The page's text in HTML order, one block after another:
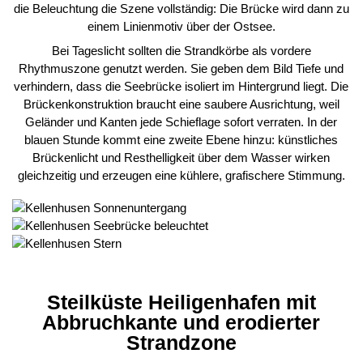
die Beleuchtung die Szene vollständig: Die Brücke wird dann zu
einem Linienmotiv über der Ostsee.
Bei Tageslicht sollten die Strandkörbe als vordere
Rhythmuszone genutzt werden. Sie geben dem Bild Tiefe und
verhindern, dass die Seebrücke isoliert im Hintergrund liegt. Die
Brückenkonstruktion braucht eine saubere Ausrichtung, weil
Geländer und Kanten jede Schieflage sofort verraten. In der
blauen Stunde kommt eine zweite Ebene hinzu: künstliches
Brückenlicht und Resthelligkeit über dem Wasser wirken
gleichzeitig und erzeugen eine kühlere, grafischere Stimmung.
Steilküste Heiligenhafen mit
Abbruchkante und erodierter
Strandzone